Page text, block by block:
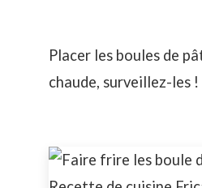
Placer les boules de
chaude, surveillez-les !